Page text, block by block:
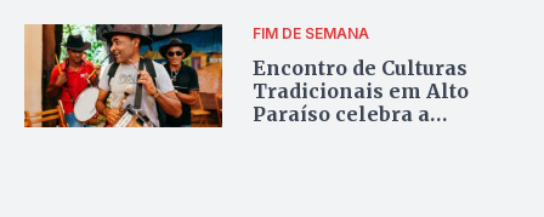
FIM DE SEMANA
Encontro de Culturas
Tradicionais em Alto
Paraíso celebra a